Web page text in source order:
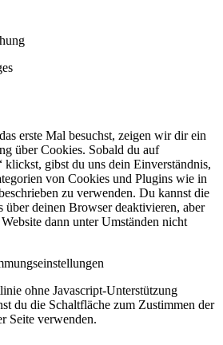
erste Mal besuchst, zeigen wir dir ein
über Cookies. Sobald du auf
klickst, gibst du uns dein Einverständnis,
von Cookies und Plugins wie in
zu verwenden. Du kannst die
deinen Browser deaktivieren, aber
dann unter Umständen nicht
ohne Javascript-Unterstützung
du die Schaltfläche zum Zustimmen der
Seite verwenden.